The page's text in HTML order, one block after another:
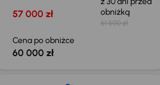
57 000 zł
obniżką
61 500 zł
Cena po obniżce
60 000 zł